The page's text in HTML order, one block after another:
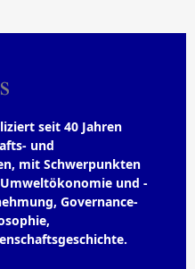
seit 40 Jahren
und
mit Schwerpunkten
und -
Governance-